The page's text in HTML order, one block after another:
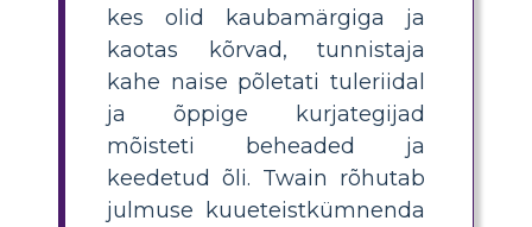
kes olid kaubamärgiga ja
kaotas kõrvad, tunnistaja
kahe naise põletati tuleriidal
ja õppige kurjategijad
mõisteti beheaded ja
keedetud õli. Twain rõhutab
julmuse kuueteistkümnenda